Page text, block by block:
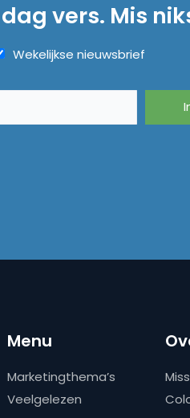
vers. Mis
Wekelijkse nieuwsbrief
Menu
Marketingthema’s
Veelgelezen